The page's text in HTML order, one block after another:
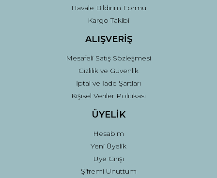
Gönder
Havale Bildirim Formu
Kargo Takibi
ALIŞVERİŞ
Mesafeli Satış Sözleşmesi
Gizlilik ve Güvenlik
İptal ve İade Şartları
Kişisel Veriler Politikası
ÜYELİK
Hesabım
Yeni Üyelik
Üye Girişi
Şifremi Unuttum